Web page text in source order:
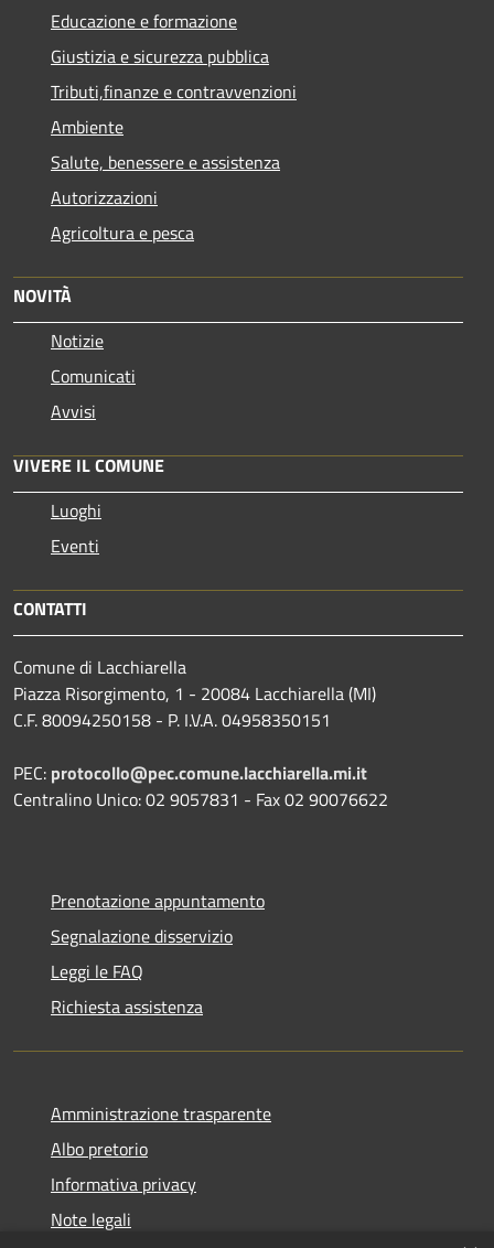
Educazione e formazione
Giustizia e sicurezza pubblica
Tributi,finanze e contravvenzioni
Ambiente
Salute, benessere e assistenza
Autorizzazioni
Agricoltura e pesca
NOVITÀ
Notizie
Comunicati
Avvisi
VIVERE IL COMUNE
Luoghi
Eventi
CONTATTI
Comune di Lacchiarella
Piazza Risorgimento, 1 - 20084 Lacchiarella (MI)
C.F. 80094250158 - P. I.V.A. 04958350151
PEC: protocollo@pec.comune.lacchiarella.mi.it
Centralino Unico: 02 9057831 - Fax 02 90076622
Prenotazione appuntamento
Segnalazione disservizio
Leggi le FAQ
Richiesta assistenza
Amministrazione trasparente
Albo pretorio
Informativa privacy
Note legali